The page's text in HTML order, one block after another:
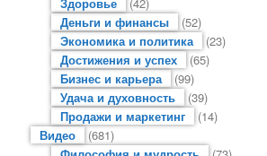
Деньги и финансы
(52)
Экономика и политика
(23)
Достижения и успех
(65)
Бизнес и карьера
(99)
Удача и духовность
(39)
Продажи и маркетинг
(14)
Видео
(681)